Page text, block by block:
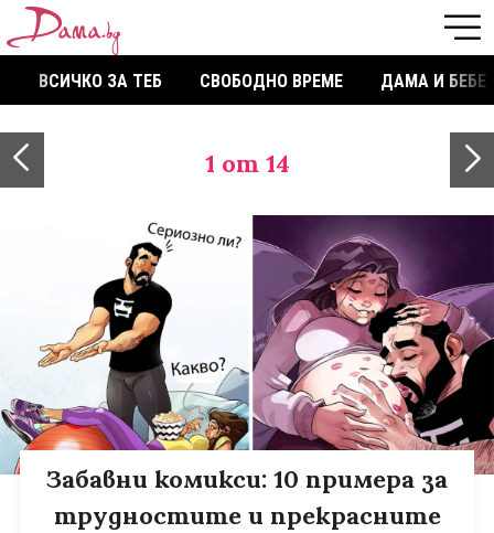
ВСИЧКО ЗА ТЕБ СВОБОДНО ВРЕМЕ ДАМА И БЕБЕ
1 от 14
Забавни комикси: 10 примера за
трудностите и прекрасните